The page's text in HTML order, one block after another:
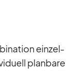
ein­zel­
plan­bare